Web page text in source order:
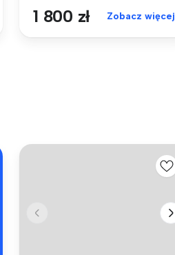
1 800 zł Zobacz więcej